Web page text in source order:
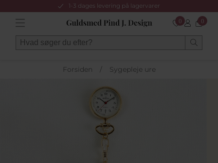
1-3 dages levering på lagervarer
0 0
Forsiden / Sygepleje ure